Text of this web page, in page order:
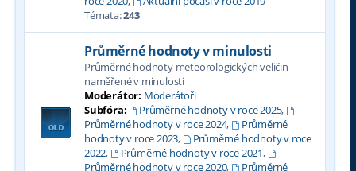
Témata:243
Průměrné hodnoty v minulosti
Průměrné hodnoty meteorologických veličin
naměřené v minulosti
Moderátor: Moderátoři
Subfóra:
Průměrné hodnoty v roce 2025,
Průměrné hodnoty v roce 2024,
Průměrné
hodnoty v roce 2023,
Průměrné hodnoty v roce
2022, Průměrné hodnoty v roce 2021,
Průměrné hodnoty v roce 2020,
Průměrné